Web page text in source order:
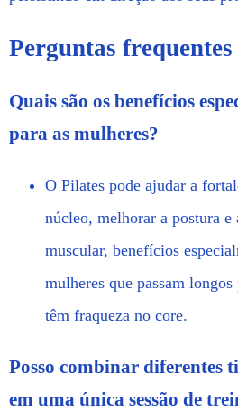
Perguntas frequentes
Quais são os benefícios
para as mulheres?
O Pilates pode ajudar a
núcleo, melhorar a postura e
muscular, benefícios
mulheres que passam longos
têm fraqueza no core.
Posso combinar diferentes
em uma única sessão de